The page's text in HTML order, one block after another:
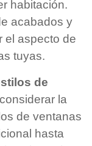
habitación.
acabados y
el aspecto de
tuyas.
de
la
de ventanas
hasta